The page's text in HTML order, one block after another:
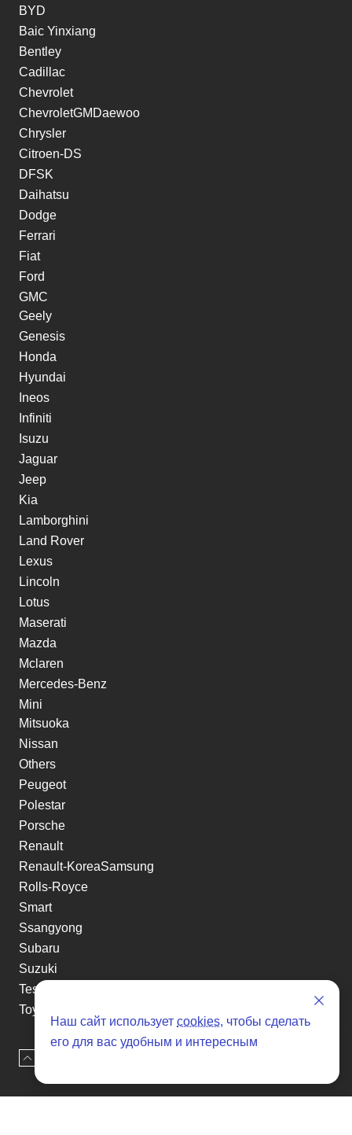
BYD
Baic Yinxiang
Bentley
Cadillac
Chevrolet
ChevroletGMDaewoo
Chrysler
Citroen-DS
DFSK
Daihatsu
Dodge
Ferrari
Fiat
Ford
GMC
Geely
Genesis
Honda
Hyundai
Ineos
Infiniti
Isuzu
Jaguar
Jeep
Kia
Lamborghini
Land Rover
Lexus
Lincoln
Lotus
Maserati
Mazda
Mclaren
Mercedes-Benz
Mini
Mitsuoka
Nissan
Others
Peugeot
Polestar
Porsche
Renault
Renault-KoreaSamsung
Rolls-Royce
Smart
Ssangyong
Subaru
Suzuki
Tesla
Toyota
Volkswagen
Volvo
Xin yuan
Наш сайт использует cookies, чтобы сделать
его для вас удобным и интересным